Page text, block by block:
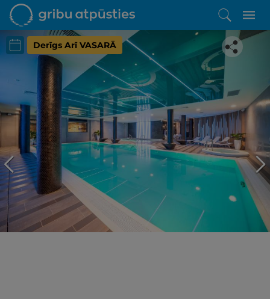
Derīgs Arī VASARĀ
Iepatikās šis piedāvājums?
Līdz brīnišķīgai atpūtai atlikuši tikai daži soļi
PĒRKU